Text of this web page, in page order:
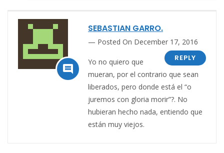

SEBASTIAN GARRO.
Posted On December 17, 2016
REPLY
Yo no quiero que
mueran, por el contrario que sean
liberados, pero donde está el “o
juremos con gloria morir”?. No
hubieran hecho nada, entiendo que
están muy viejos.